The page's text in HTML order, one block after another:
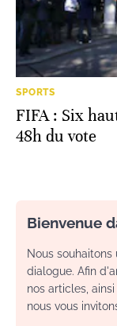
SPORTS
FIFA : Six
48h du vote
Bienvenue
Nous
dialogue. Afin
nos articles,
nous vous